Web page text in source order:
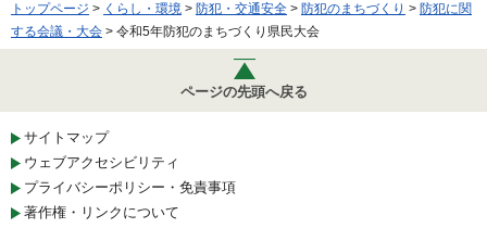
トップページ > くらし・環境 > 防犯・交通安全 > 防犯のまちづくり > 防犯に関
する会議・大会 > 令和5年防犯のまちづくり県民大会
ページの先頭へ戻る
サイトマップ
ウェブアクセシビリティ
プライバシーポリシー・免責事項
著作権・リンクについて